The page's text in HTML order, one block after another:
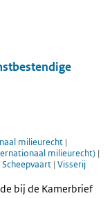
milieurecht |
milieurecht) |
Scheepvaart | Visserij
bij de Kamerbrief